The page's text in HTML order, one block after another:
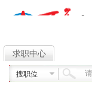
求职中心
搜职位